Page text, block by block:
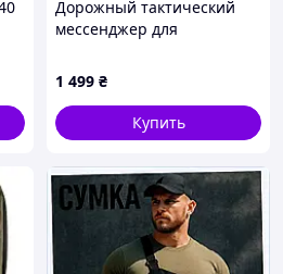
Дорожный тактический
мессенджер для
8H670H259
1 499 ₴
Купить